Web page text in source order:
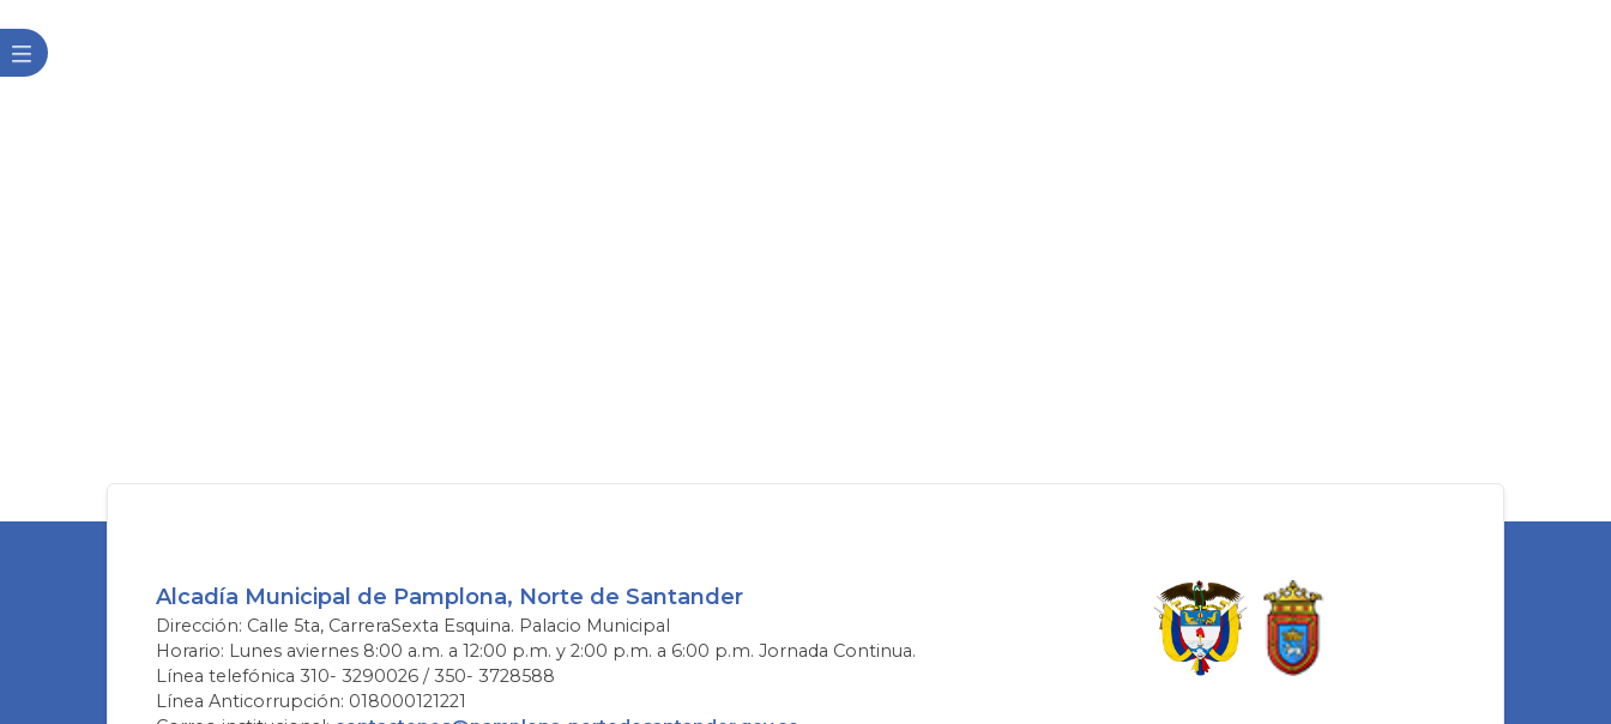
Alcadía Municipal de Pamplona, Norte de Santander
Dirección: Calle 5ta, CarreraSexta Esquina. Palacio Municipal
Horario: Lunes aviernes 8:00 a.m. a 12:00 p.m. y 2:00 p.m. a 6:00 p.m. Jornada Continua.
Línea telefónica 310- 3290026 / 350- 3728588
Línea Anticorrupción: 018000121221